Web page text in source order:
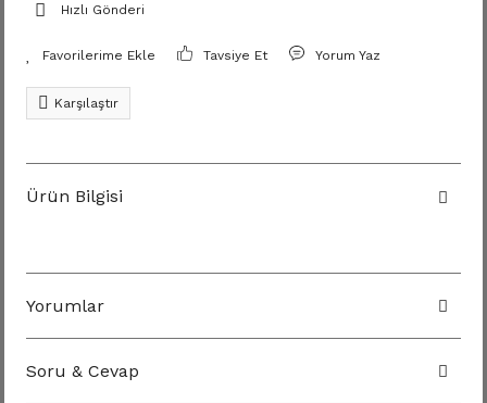
Hızlı Gönderi
Tavsiye Et Yorum Yaz
Karşılaştır
Ürün Bilgisi
Yorumlar
Soru & Cevap